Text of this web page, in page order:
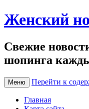
Женский
Свежие
шопинга
Меню Перейти к
Главная